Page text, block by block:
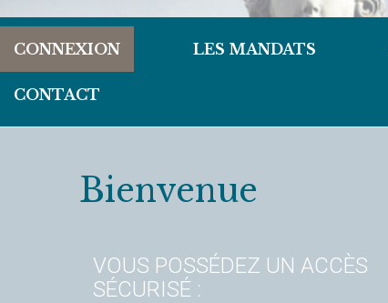
CONNEXION LES MANDATS
CONTACT
Bienvenue
VOUS POSSÉDEZ UN ACCÈS
SÉCURISÉ :